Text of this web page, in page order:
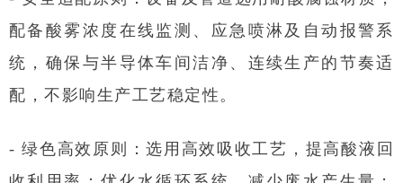
配备酸雾浓度在线监测、应急喷淋及自动报警系
统，确保与半导体车间洁净、连续生产的节奏适
配，不影响生产工艺稳定性。
- 绿色高效原则：选用高效吸收工艺，提高酸液回